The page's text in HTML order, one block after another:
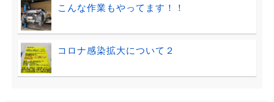
こんな作業もやってます！！
コロナ感染拡大について２